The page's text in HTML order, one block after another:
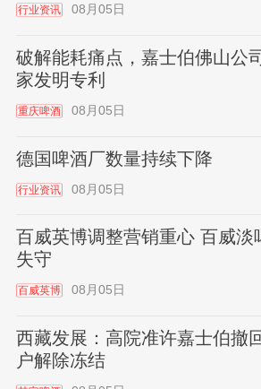
行业资讯 08月05日
破解能耗痛点，嘉士伯佛山公
家发明专利
重庆啤酒 08月05日
德国啤酒厂数量持续下降
行业资讯 08月05日
百威英博调整营销重心 百威淡
失守
百威英博 08月05日
西藏发展：高院准许嘉士伯撤
户解除冻结